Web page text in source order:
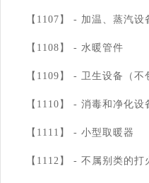
【1107】 - 加温、蒸汽设
【1108】 - 水暖管件
【1109】 - 卫生设备（不
【1110】 - 消毒和净化设
【1111】 - 小型取暖器
【1112】 - 不属别类的打